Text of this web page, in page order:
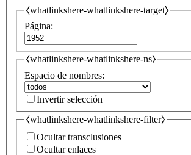
⧼whatlinkshere-whatlinkshere-target⧽
Página:
⧼whatlinkshere-whatlinkshere-ns⧽
Espacio de nombres:
Invertir selección
⧼whatlinkshere-whatlinkshere-filter⧽
Ocultar transclusiones
Ocultar enlaces